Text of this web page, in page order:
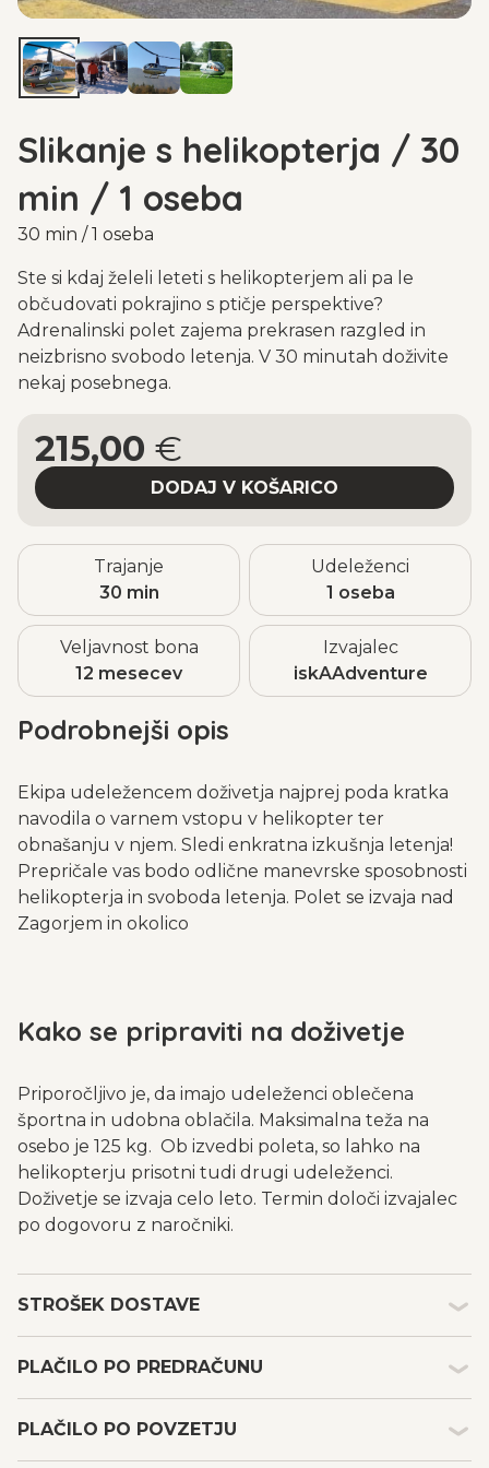
Slikanje s helikopterja / 30
min / 1 oseba
30 min / 1 oseba
Ste si kdaj želeli leteti s helikopterjem ali pa le
občudovati pokrajino s ptičje perspektive?
Adrenalinski polet zajema prekrasen razgled in
neizbrisno svobodo letenja. V 30 minutah doživite
nekaj posebnega.
215,00 €
Trajanje
30 min
Udeleženci
1 oseba
Veljavnost bona
12 mesecev
Izvajalec
iskAAdventure
Podrobnejši opis
Ekipa udeležencem doživetja najprej poda kratka
navodila o varnem vstopu v helikopter ter
obnašanju v njem. Sledi enkratna izkušnja letenja!
Prepričale vas bodo odlične manevrske sposobnosti
helikopterja in svoboda letenja. Polet se izvaja nad
Zagorjem in okolico
Kako se pripraviti na doživetje
Priporočljivo je, da imajo udeleženci oblečena
športna in udobna oblačila. Maksimalna teža na
osebo je 125 kg. Ob izvedbi poleta, so lahko na
helikopterju prisotni tudi drugi udeleženci.
Doživetje se izvaja celo leto. Termin določi izvajalec
po dogovoru z naročniki.
STROŠEK DOSTAVE
Kakšen je strošek dostave in embalaže darilnih
bonov?
Strošek dostave in embalaže s tipom plačila po
predračunu je 1,99 €, po povzetju pa 5,49 € (dodaten
PLAČILO PO PREDRAČUNU
Plačilo po predračunu
Ob nakupu darilnih bonov MojeDarilo.com ter izbiri
možnosti plačila po predračunu, prejmete na elektronski
PLAČILO PO POVZETJU